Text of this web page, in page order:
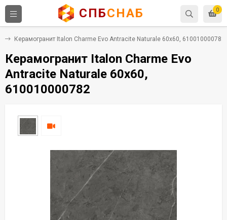
0
СПБСНАБ
Керамогранит Italon Charme Evo Antracite Naturale 60x60, 610010000782
Керамогранит Italon Charme Evo
Antracite Naturale 60x60,
610010000782